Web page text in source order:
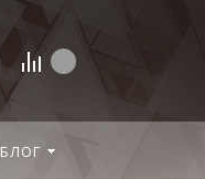
БЛОГ